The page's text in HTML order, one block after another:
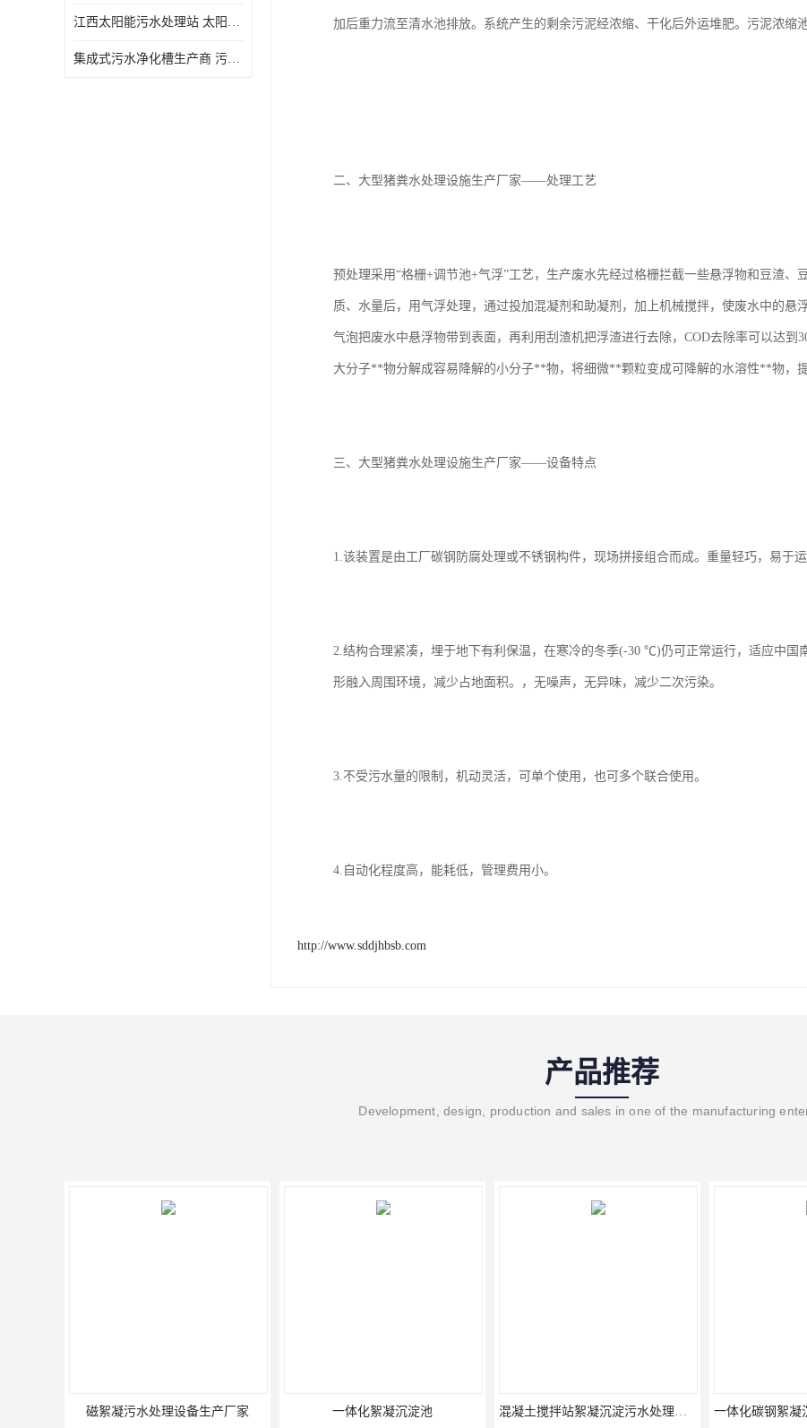
江西太阳能污水处理站 太阳能污水处理设备造型美观
集成式污水净化槽生产商 污水净化槽装置 一站式服务
加后重力流至清水池排放。系统产生的剩余污泥经浓缩、干化后外运堆肥。污泥浓缩
二、大型猪粪水处理设施生产厂家——处理工艺
预处理采用“格栅+调节池+气浮”工艺，生产废水先经过格栅拦截一些悬浮物和豆渣
质、水量后，用气浮处理，通过投加混凝剂和助凝剂，加上机械搅拌，使废水中的悬
气泡把废水中悬浮物带到表面，再利用刮渣机把浮渣进行去除，COD去除率可以达到
大分子**物分解成容易降解的小分子**物，将细微**颗粒变成可降解的水溶性**物，
三、大型猪粪水处理设施生产厂家——设备特点
1.该装置是由工厂碳钢防腐处理或不锈钢构件，现场拼接组合而成。重量轻巧，易于
2.结构合理紧凑，埋于地下有利保温，在寒冷的冬季(-30 ℃)仍可正常运行，适应中国
形融入周围环境，减少占地面积。，无噪声，无异味，减少二次污染。
3.不受污水量的限制，机动灵活，可单个使用，也可多个联合使用。
4.自动化程度高，能耗低，管理费用小。
http://www.sddjhbsb.com
产品推荐
Development, design, production and sales in one of the manufacturing
污水处理设备生产厂家 一体化絮凝沉淀池 混凝土搅拌站絮凝沉淀污水处理设备 一体化碳钢絮凝沉淀设备去除悬浮球物